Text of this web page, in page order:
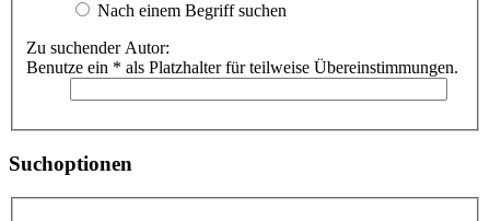
Nach einem Begriff suchen
Zu suchender Autor:
Benutze ein * als Platzhalter für teilweise Übereinstimmungen.
Suchoptionen